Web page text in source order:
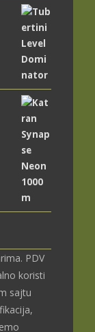
PDV
koristi
sajtu